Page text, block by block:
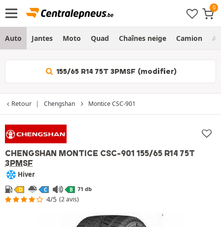
Auto Jantes Moto Quad Chaînes neige Camion
155/65 R14 75T 3PMSF (modifier)
Retour Chengshan Montice CSC-901
CHENGSHAN MONTICE CSC-901 155/65 R14 75T
3PMSF
Hiver
D C B 71 db
4/5 (2 avis)